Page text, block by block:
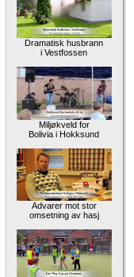
Dramatisk husbrann
i Vestfossen
Miljøkveld for
Bolivia i Hokksund
Advarer mot stor
omsetning av hasj